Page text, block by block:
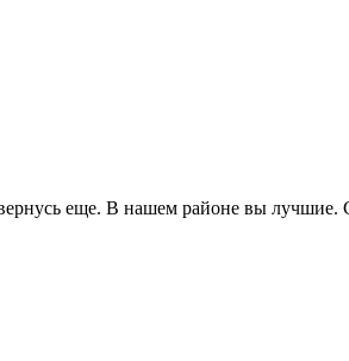
еще. В нашем районе вы лучшие.